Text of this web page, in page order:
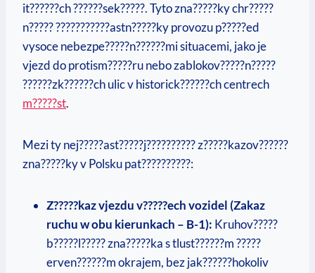
it??????ch ??????sek?????. Tyto zna?????ky chr?????
n????? ???????????astn?????ky provozu p?????ed
vysoce nebezpe?????n??????mi situacemi, jako je
vjezd do protism?????ru nebo zablokov?????n?????
??????zk??????ch ulic v historick??????ch centrech
m?????st.
Mezi ty nej?????ast?????j?????????? z?????kazov??????
zna?????ky v Polsku pat??????????:
Z?????kaz vjezdu v?????ech vozidel (Zakaz
ruchu w obu kierunkach – B-1): Kruhov?????
b?????l????? zna?????ka s tlust??????m ?????
erven??????m okrajem, bez jak??????hokoliv